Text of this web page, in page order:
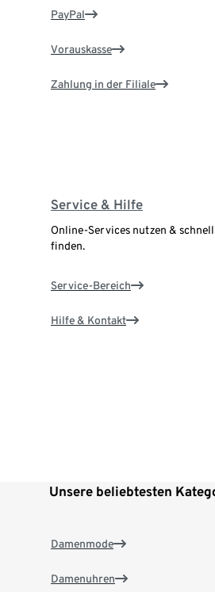
PayPal
Vorauskasse
Zahlung in der Filiale
Service & Hilfe
Online-Services nutzen &
finden.
Service-Bereich
Hilfe & Kontakt
Unsere beliebtesten
Damenmode
Damenuhren